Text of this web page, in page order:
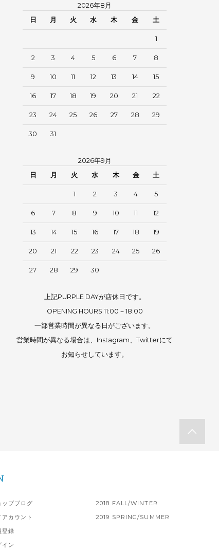
2026年8月
日
月 火 水 木 金 土
1
2 3 4 5 6 7 8
9 10 11 12 13 14 15
16 17 18 19 20 21 22
23 24 25 26 27 28 29
30 31
2026年9月
日
月 火 水 木 金 土
1 2 3 4 5
6 7 8 9 10 11 12
13 14 15 16 17 18 19
20 21 22 23 24 25 26
27 28 29 30
上記PURPLE DAYが店休日です。
OPENING HOURS 11:00－18:00
一部営業時間が異なる日がございます。
営業時間が異なる場合は、Instagram、Twitterにて
お知らせしています。
ップブログ
アカウント
登録
イン
2018 FALL/WINTER
2019 SPRING/SUMMER